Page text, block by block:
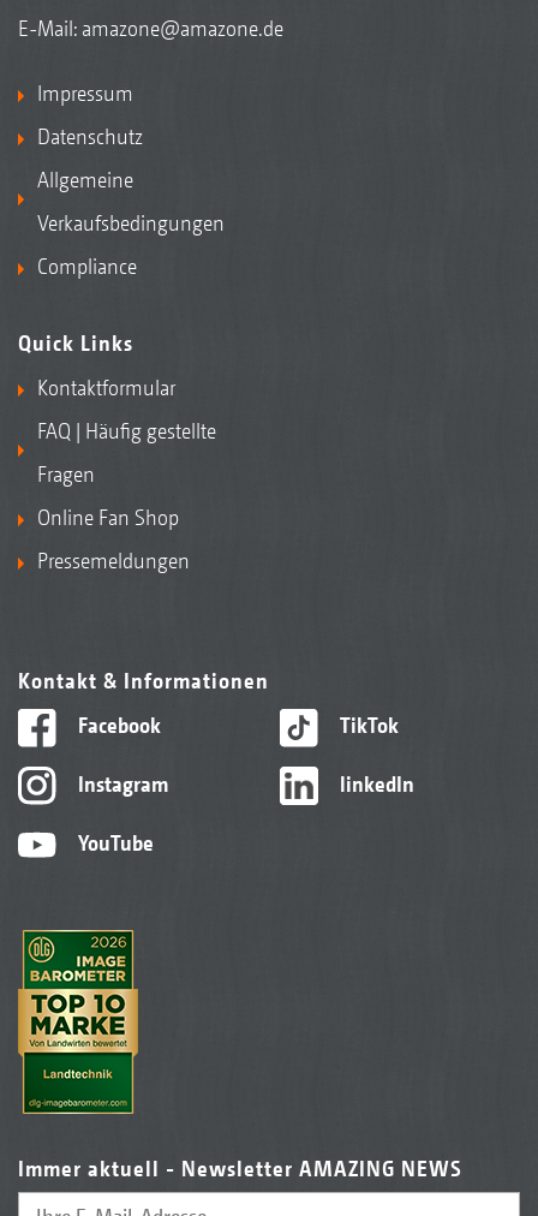
E-Mail: amazone@amazone.de
Impressum
Datenschutz
Allgemeine
Verkaufsbedingungen
Compliance
Quick Links
Kontaktformular
FAQ | Häufig gestellte
Fragen
Online Fan Shop
Pressemeldungen
Kontakt & Informationen
Facebook
Instagram
YouTube
TikTok
linkedIn
Immer aktuell - Newsletter AMAZING NEWS